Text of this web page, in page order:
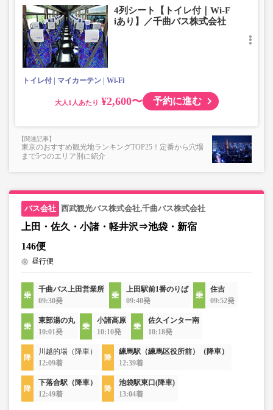
・車内トイレ完備で長旅でも安心。※車両により異なりま
す。
・フリーWi-Fiが利用可能。※車両により異なります。
・車内は常時換気し、清掃・除菌を徹底。
4列シート【トイレ付｜Wi-F
iあり】／千曲バス株式会社
トイレ付 マイカーテン Wi-Fi
大人 ¥2,600〜 予約に進む
東京のおすすめ観光地ランキングTOP25！定番から穴場
まで5つのエリア別に紹介
西武観光バス株式会社,千曲バス株式会社
上田・佐久・小諸・軽井沢⇒池袋・新宿
146便
昼行便
千曲バス上田営業所
09:30発
上田駅前1番のりば
09:40発
住吉
09:52発
東部湯の丸
10:01発
小諸高原
10:10発
佐久インター南
10:18発
川越的場（降車）
12:09着
練馬駅（練馬区役所前）（降車）
12:39着
下落合駅（降車）
12:49着
池袋駅東口(降車)
13:04着